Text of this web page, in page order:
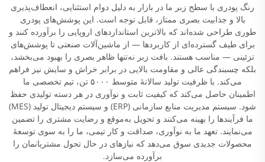
رنگ پودری با سطح زبر ما در بازار به دلیل دوام استثنایی، انعطاف‌پذیری
بالا و جذابیت بصری ممتاز، قابل توجه است. این پوشش‌های پودری
طوری طراحی شده‌اند که بالاترین استانداردهای اروپایی را برآورده کنند و
برای طیف گسترده‌ای از کاربردها — از ماشین‌آلات صنعتی تا پوشش‌های
تزئینی — مناسب هستند. بافت زبر نه‌تنها ظاهر بصری را بهبود می‌بخشد،
بلکه چسبندگی عالی و مقاومت بالایی در برابر خراش و سایش نیز فراهم
می‌کند. با ظرفیت تولید سالانهٔ متوسط ۵۰۰۰ تن، تیم تخصصی ما
اطمینان حاصل می‌کند که کیفیت ثابت و نوآوری در هر دسته تولیدی حفظ
شود. سیستم مدیریت منابع سازمانی (ERP) و سیستم دیجیتال تولید (MES)
ما فرآیندها را بهینه می‌کنند و تحویل به‌موقع و رضایت مشتری را تضمین
می‌نمایند. تعهد ما به نوآوری، صداقت و کار تیمی، ما را به سوی توسعهٔ
محصولات جدیدی سوق می‌دهد که نیازهای در حال تحول مشتریانمان را
برآورده می‌سازد.